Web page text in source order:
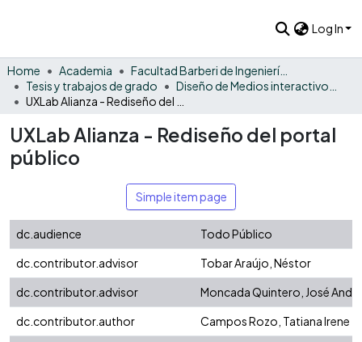
Log In
Home Academia
Facultad Barberi de Ingeniería, Diseño y Ciencias Aplicadas
Tesis y trabajos de grado
UXLab Alianza - Rediseño del portal
público
Simple item page
dc.audience
Todo Público
dc.contributor.advisor
Tobar Araújo, Néstor
dc.contributor.advisor
Moncada Quintero, José
dc.contributor.author
Campos Rozo, Tatiana Irene